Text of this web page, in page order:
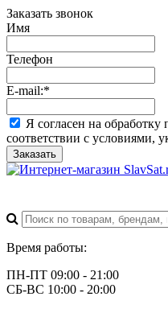
Заказать звонок
Имя
Телефон
E-mail:*
Я согласен на
соответствии с условиями,
Заказать
Время работы:
ПН-ПТ 09:00 - 21:00
СБ-ВС 10:00 - 20:00